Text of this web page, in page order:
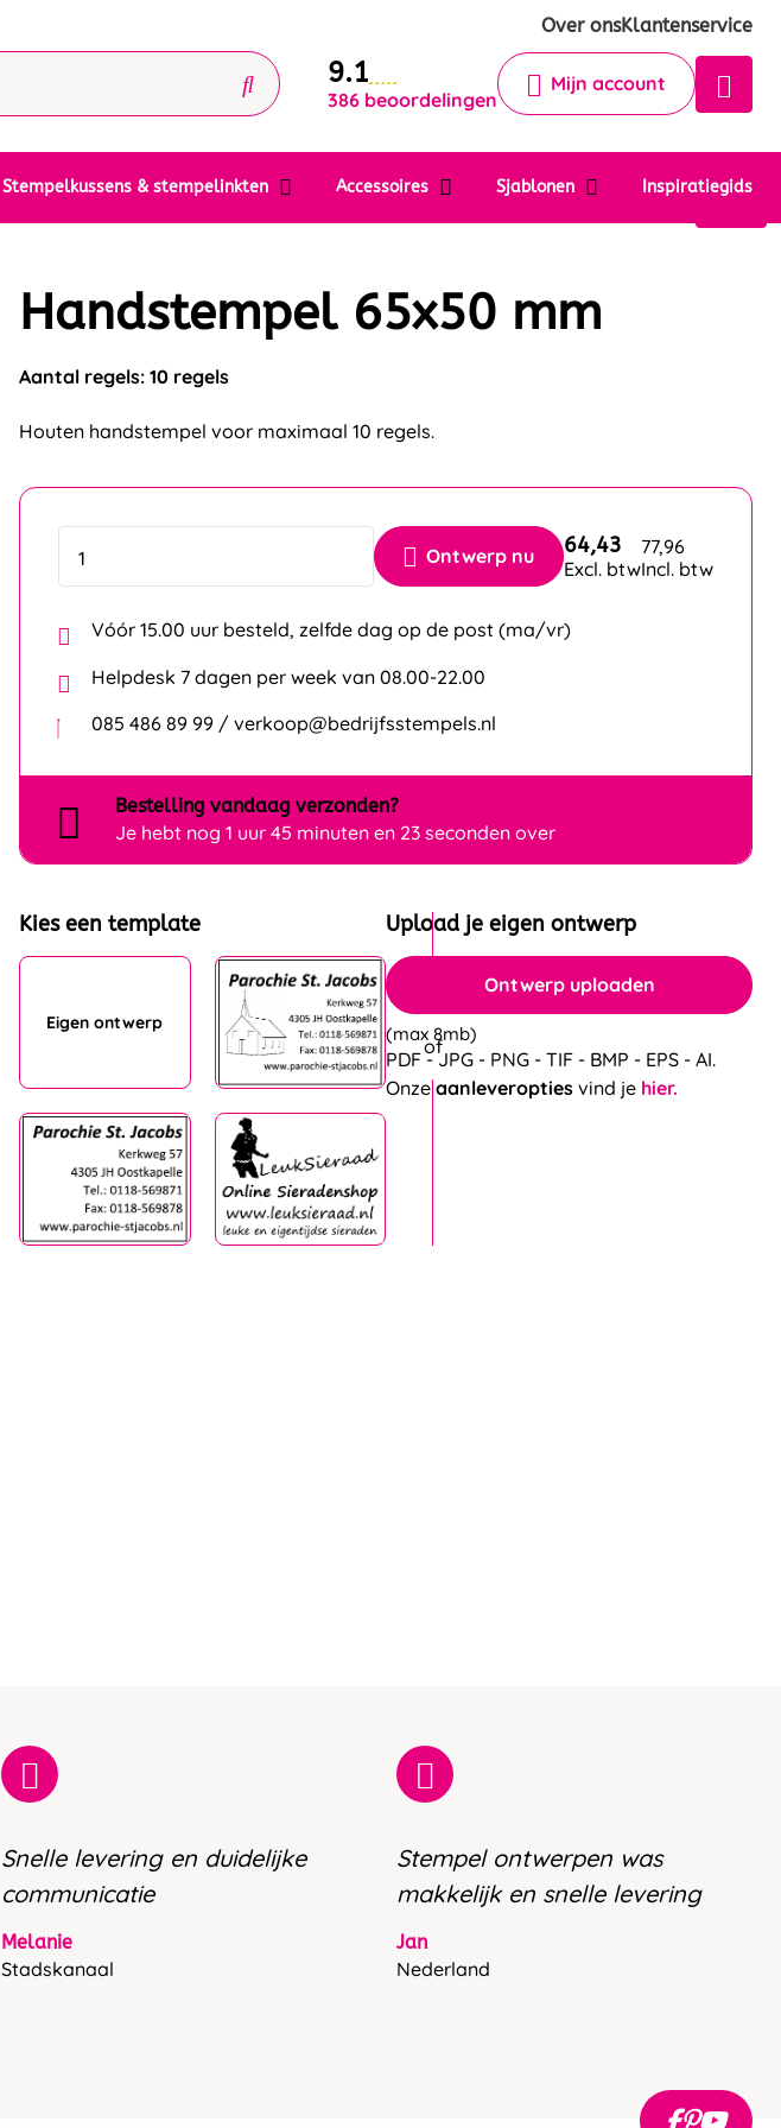
Over onsKlantenservice
9.1
386 beoordelingen
Mijn account
Stempelkussens & stempelinkten Accessoires Sjablonen Inspiratiegids
Krijg een antwoord op uw vraag
Chat 24/7 met onze chatbot voor
Contact
Handstempel 65x50 mm
Aantal regels: 10 regels
Houten handstempel voor maximaal 10 regels.
Ontwerp nu 64,43
Excl. btw
77,96
Incl. btw
Vóór 15.00 uur besteld, zelfde dag op de post (ma/vr)
Helpdesk 7 dagen per week van 08.00-22.00
085 486 89 99 / verkoop@bedrijfsstempels.nl
Bestelling vandaag verzonden?
Je hebt nog 1 uur 45 minuten en 22 seconden over
Kies een template
Eigen ontwerp
Upload je eigen ontwerp
Ontwerp uploaden
(max 8mb)
PDF - JPG - PNG - TIF - BMP - EPS - AI.
Onze aanleveropties vind je hier.
Snelle levering en duidelijke
communicatie
Melanie
Stadskanaal
Stempel ontwerpen was
makkelijk en snelle levering
Jan
Nederland